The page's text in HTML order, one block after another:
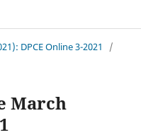
DPCE Online 3-2021
/
March